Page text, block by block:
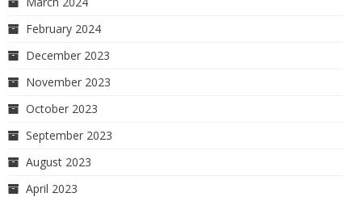
February 2024
December 2023
November 2023
October 2023
September 2023
August 2023
April 2023